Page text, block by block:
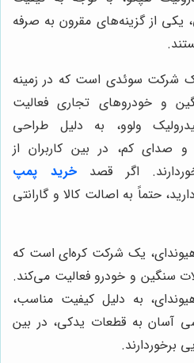
یکی از گزینه‌های مقرون به صرفه
شرکت سوئدی است که در زمینه
و خودروهای تجاری فعالیت
ولوو، به دلیل طراحی
و صدای کم، در بین کاربران از
اگر قصدخرید پمپ
حتماً به اصالت کالا و گارانتی
یک شرکت کره‌ای است که
سنگین و خودرو فعالیت می‌کند.
به دلیل کیفیت مناسب،
آسان به قطعات یدکی، در بین
برخوردارند.